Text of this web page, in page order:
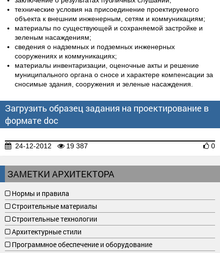
технические условия на присоединение проектируемого
объекта к внешним инженерным, сетям и коммуникациям;
материалы по существующей и сохраняемой застройке и
зеленым насаждениям;
сведения о надземных и подземных инженерных
сооружениях и коммуникациях;
материалы инвентаризации, оценочные акты и решение
муниципального органа о сносе и характере компенсации за
сносимые здания, сооружения и зеленые насаждения.
Загрузить образец задания на проектирование в
формате doc
24-12-2012 19 387 0
ЗАМЕТКИ АРХИТЕКТОРА
Нормы и правила
Строительные материалы
Строительные технологии
Архитектурные стили
Программное обеспечение и оборудование